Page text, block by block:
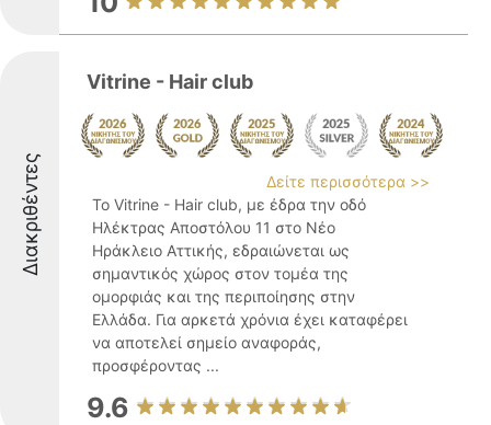
Διακριθέντες
Vitrine - Hair club
Δείτε περισσότερα >>
Το Vitrine - Hair club, με έδρα την οδό
Ηλέκτρας Αποστόλου 11 στο Νέο
Ηράκλειο Αττικής, εδραιώνεται ως
σημαντικός χώρος στον τομέα της
ομορφιάς και της περιποίησης στην
Ελλάδα. Για αρκετά χρόνια έχει καταφέρει
να αποτελεί σημείο αναφοράς,
προσφέροντας ...
9.6